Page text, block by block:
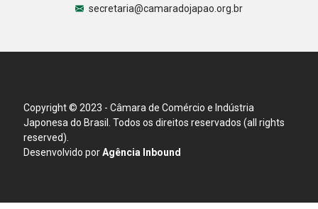
secretaria@camaradojapao.org.br
Copyright © 2023 - Câmara de Comércio e Indústria
Japonesa do Brasil. Todos os direitos reservados (all rights
reserved).
Desenvolvido porAgência Inbound